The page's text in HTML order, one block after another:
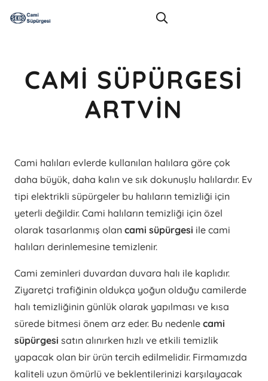
CAMI SÜPÜRGESI
ARTVIN
Cami halıları evlerde kullanılan halılara göre çok
daha büyük, daha kalın ve sık dokunuşlu halılardır. Ev
tipi elektrikli süpürgeler bu halıların temizliği için
yeterli değildir. Cami halıların temizliği için özel
olarak tasarlanmış olan cami süpürgesi ile cami
halıları derinlemesine temizlenir.
Cami zeminleri duvardan duvara halı ile kaplıdır.
Ziyaretçi trafiğinin oldukça yoğun olduğu camilerde
halı temizliğinin günlük olarak yapılması ve kısa
sürede bitmesi önem arz eder. Bu nedenle cami
süpürgesi satın alınırken hızlı ve etkili temizlik
yapacak olan bir ürün tercih edilmelidir. Firmamızda
kaliteli uzun ömürlü ve beklentilerinizi karşılayacak